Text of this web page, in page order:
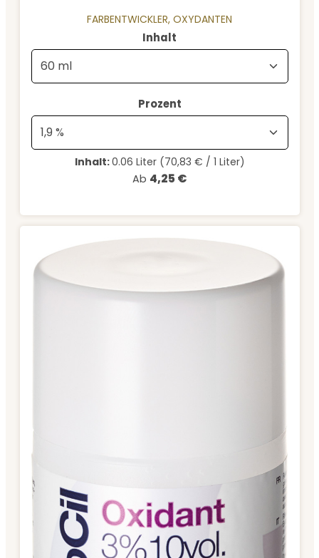
FARBENTWICKLER, OXYDANTEN
Inhalt
Prozentauswählen
Inhalt:0.06 Liter (70,83 € / 1 Liter)
Regulärer Preis:
Ab 4,25 €